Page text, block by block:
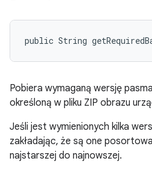
public String
Pobiera wymaganą wersję
określoną w pliku ZIP obrazu
Jeśli jest wymienionych kilka
zakładając, że są one
najstarszej do najnowszej.